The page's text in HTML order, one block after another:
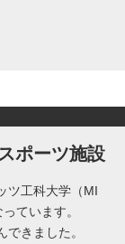
ポーツ施設
ツ工科大学（MI
ています。
きました。